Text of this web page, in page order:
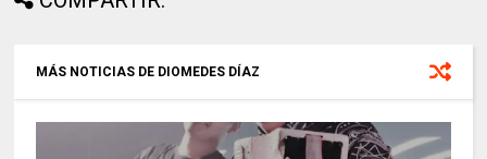
MÁS NOTICIAS DE DIOMEDES DÍAZ